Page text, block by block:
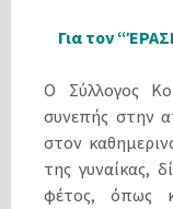
Για τον
Ο Σύλλογος
συνεπής στην
στον
της γυναίκας,
φέτος, όπως